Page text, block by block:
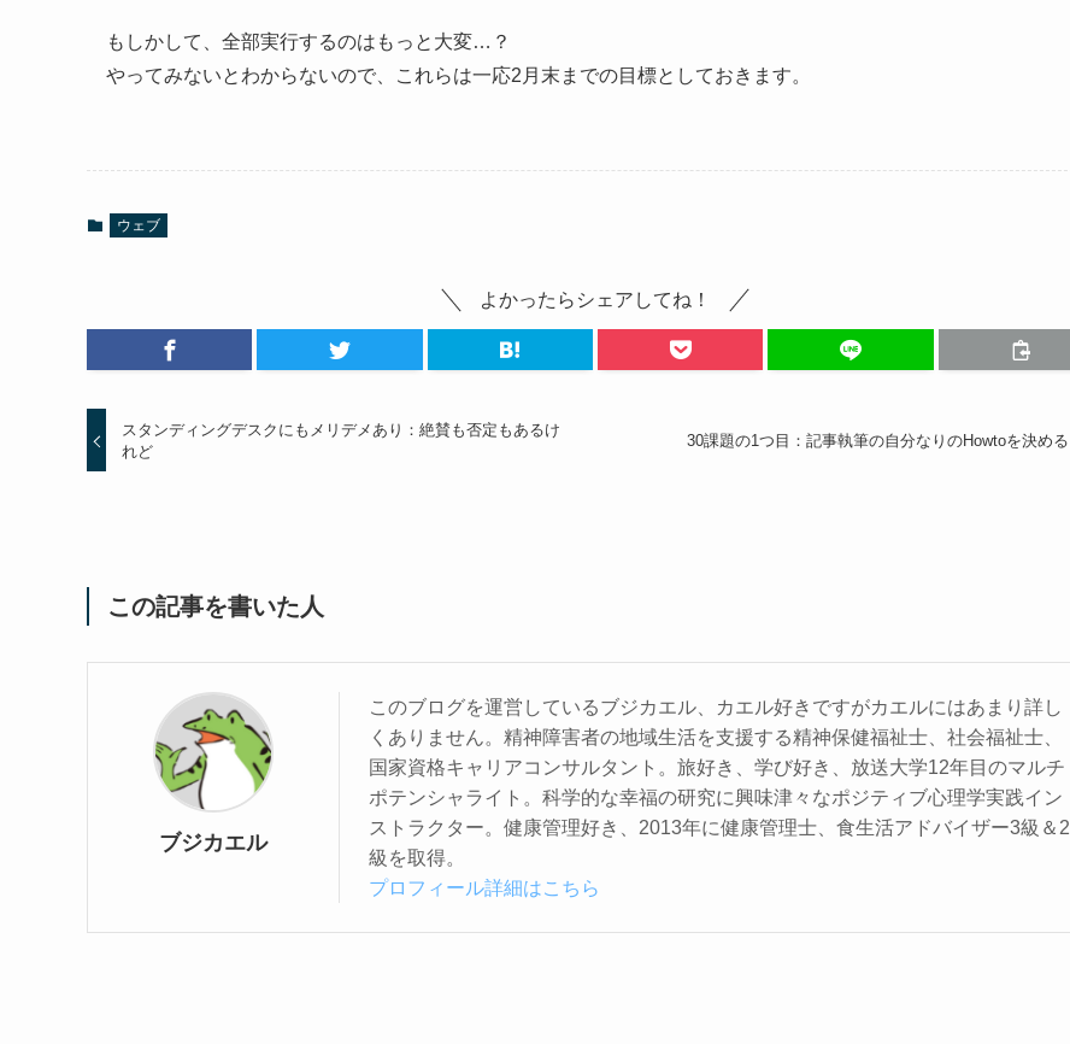
もしかして、全部実行するのはもっと大変…？
やってみないとわからないので、これらは一応2月末までの目標としておきます。
ウェブ
よかったらシェアしてね！
スタンディングデスクにもメリデメあり：絶賛も否定もあるけ
れど
30課題の1つ目：記事執筆の自分なりのHowtoを決める
この記事を書いた人
ブジカエル
このブログを運営しているブジカエル、カエル好きですがカエルにはあまり詳し
くありません。精神障害者の地域生活を支援する精神保健福祉士、社会福祉士、
国家資格キャリアコンサルタント。旅好き、学び好き、放送大学12年目のマルチ
ポテンシャライト。科学的な幸福の研究に興味津々なポジティブ心理学実践イン
ストラクター。健康管理好き、2013年に健康管理士、食生活アドバイザー3級＆2
級を取得。
プロフィール詳細はこちら